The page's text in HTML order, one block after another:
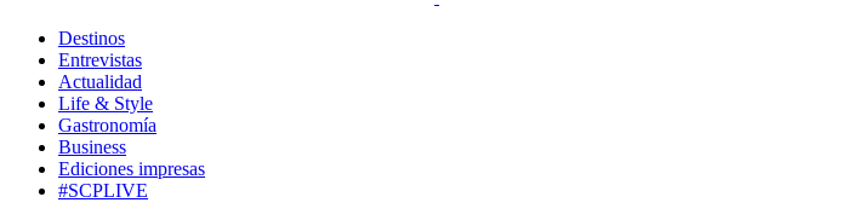
Destinos
Entrevistas
Actualidad
Life & Style
Gastronomía
Business
Ediciones impresas
#SCPLIVE